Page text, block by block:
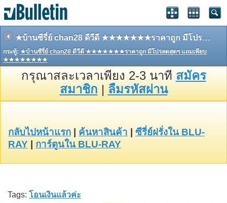
★บ้านซีรี่ย์ chan28 ดีวีดี ★★★★★★★ราคาถูก มีโปรลดสุดๆ แถมเพียบ ★★★★★★★★
กระทู้: ★บ้านซีรี่ย์ chan28 ดีวีดี ★★★★★★★ราคาถูก มีโปรลดสุดๆ แถมเพียบ
★★★★★★★★
กรุณาสละเวลาเพียง 2-3 นาที สมัคร
สมาชิก | ลืมรหัสผ่าน
กลับไปหน้าแรก ค้นหาสินค้า
ซีรี่ย์ฝรั่งใน BLU-
RAY
การ์ตูนใน BLU-RAY
Tags: โอนเงินแล้วค่ะ